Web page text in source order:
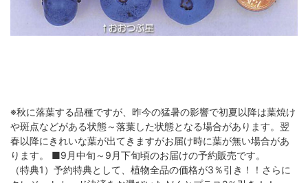
※秋に落葉する品種ですが、昨今の猛暑の影響で初夏以降は葉焼け
や斑点などがある状態～落葉した状態となる場合があります。翌
春以降にきれいな葉が出てきますがお届け時に葉が無い場合があ
ります。 ■9月中旬～9月下旬頃のお届けの予約販売です。
（特典1）予約特典として、植物全品の価格が3％引き！！さらに